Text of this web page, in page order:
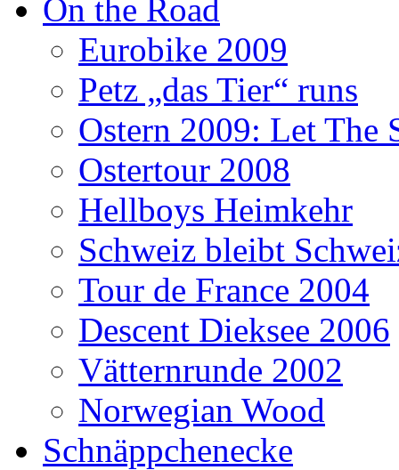
On the Road
Eurobike 2009
Petz „das Tier“ runs
Ostern 2009: Let The
Ostertour 2008
Hellboys Heimkehr
Schweiz bleibt
Tour de France 2004
Descent Dieksee 2006
Vätternrunde 2002
Norwegian Wood
Schnäppchenecke